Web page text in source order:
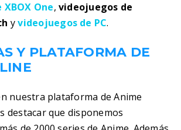
One,videojuegos de
yvideojuegos de PC.
Y PLATAFORMA DE
nuestra plataforma de Anime
destacar que disponemos